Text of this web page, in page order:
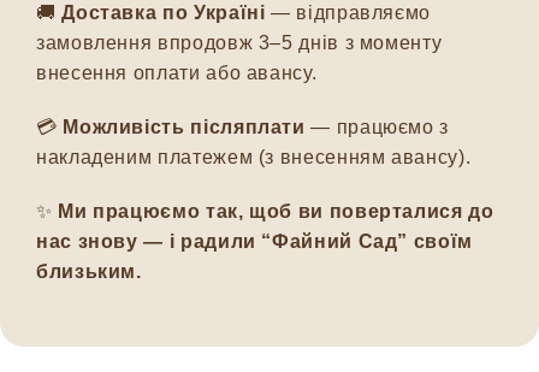
🚚Доставка по Україні — відправляємо
замовлення впродовж 3–5 днів з моменту
внесення оплати або авансу.
💳 Можливість післяплати — працюємо з
накладеним платежем (з внесенням авансу).
✨ Ми працюємо так, щоб ви поверталися до
нас знову — і радили “Файний Сад” своїм
близьким.